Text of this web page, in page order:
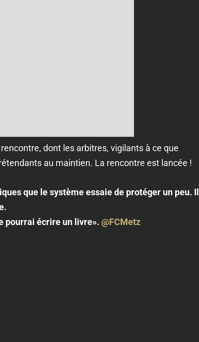
dont les arbitres, vigilants à ce que
au maintien. La rencontre est lancée !
que le système essaie de protéger un peu. Il
pourrai écrire un livre». @FCMetz